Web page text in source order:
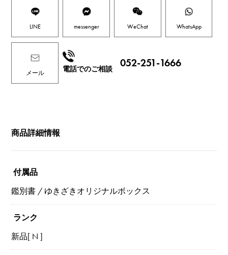
LINE messenger WeChat WhatsApp
メール 電話でのご相談
052-251-1666
商品詳細情報
付属品
鑑別書 / ゆきざきオリジナルボックス
ランク
新品[ N ]